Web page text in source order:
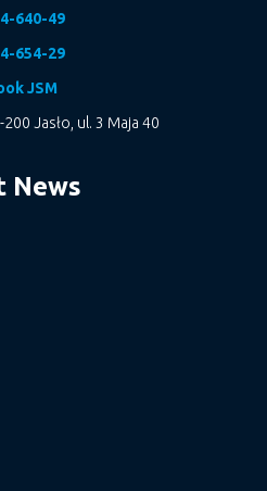
640-49
654-29
JSM
200 Jasło, ul. 3 Maja 40
News